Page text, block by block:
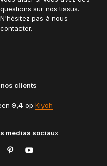
questions sur nos tissus.
N'hésitez pas à nous
contacter.
clients
9,4 op Kiyoh
médias sociaux